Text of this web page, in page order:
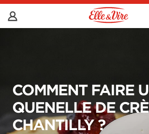
COMMENT FAIRE
QUENELLE DE
CHANTILLY ?